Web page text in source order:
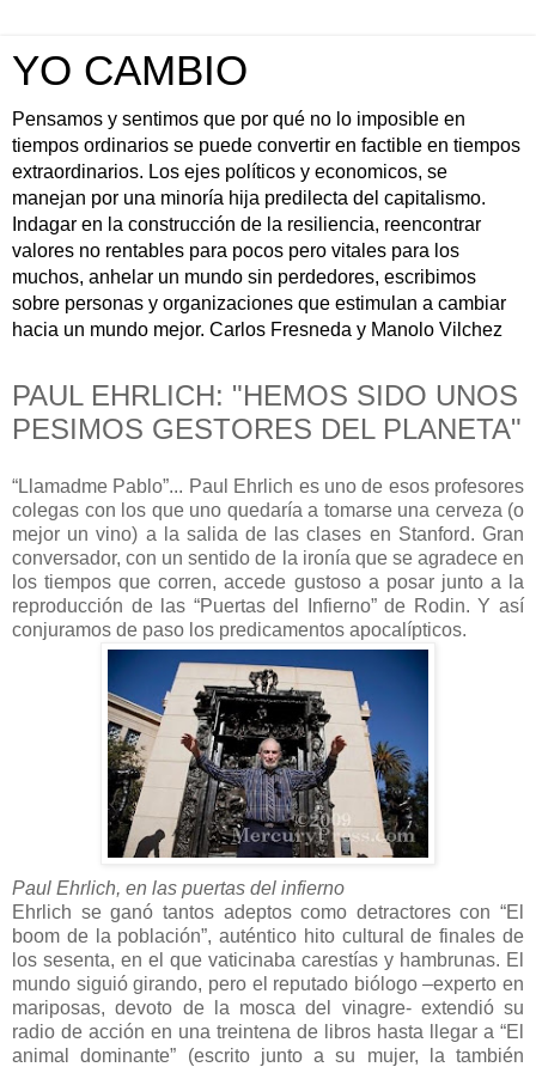
YO CAMBIO
Pensamos y sentimos que por qué no lo imposible en
tiempos ordinarios se puede convertir en factible en tiempos
extraordinarios. Los ejes políticos y economicos, se
manejan por una minoría hija predilecta del capitalismo.
Indagar en la construcción de la resiliencia, reencontrar
valores no rentables para pocos pero vitales para los
muchos, anhelar un mundo sin perdedores, escribimos
sobre personas y organizaciones que estimulan a cambiar
hacia un mundo mejor. Carlos Fresneda y Manolo Vilchez
PAUL EHRLICH: "HEMOS SIDO UNOS
PESIMOS GESTORES DEL PLANETA"
“Llamadme Pablo”... Paul Ehrlich es uno de esos profesores
colegas con los que uno quedaría a tomarse una cerveza (o
mejor un vino) a la salida de las clases en Stanford. Gran
conversador, con un sentido de la ironía que se agradece en
los tiempos que corren, accede gustoso a posar junto a la
reproducción de las “Puertas del Infierno” de Rodin. Y así
conjuramos de paso los predicamentos apocalípticos.
Paul Ehrlich, en las puertas del infierno
Ehrlich se ganó tantos adeptos como detractores con “El
boom de la población”, auténtico hito cultural de finales de
los sesenta, en el que vaticinaba carestías y hambrunas. El
mundo siguió girando, pero el reputado biólogo –experto en
mariposas, devoto de la mosca del vinagre- extendió su
radio de acción en una treintena de libros hasta llegar a “El
animal dominante” (escrito junto a su mujer, la también